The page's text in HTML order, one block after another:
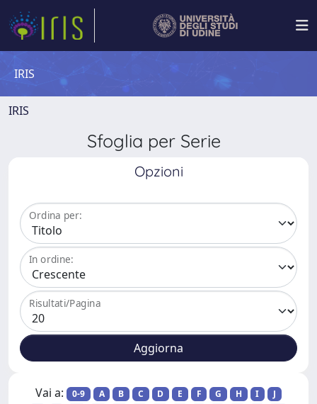
IRIS
IRIS
Sfoglia per Serie
Opzioni
Ordina per:
In ordine:
Risultati/Pagina
Vai a: 0-9 A B C D E F G H I
J